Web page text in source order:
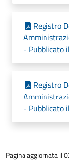
Registro
- Pubblicato
Registro
- Pubblicato
Pagina aggiornata il